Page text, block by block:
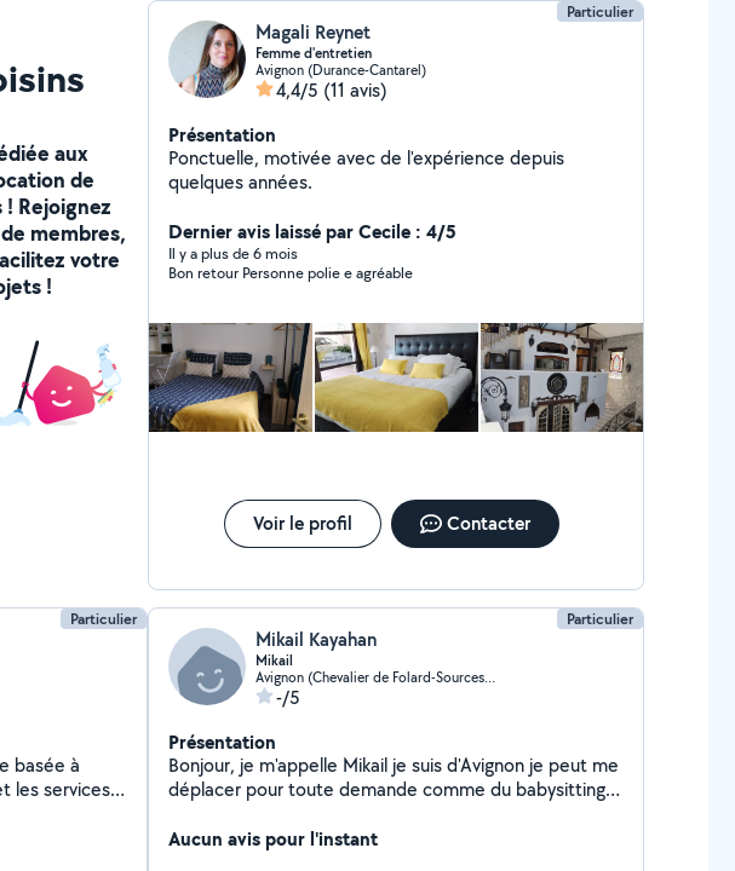
aux
de
Rejoignez
membres,
votre
!
Particulier
Magali Reynet
Femme d'entretien
Avignon (Durance-Cantarel)
4,4/5 (11 avis)
Présentation
Ponctuelle, motivée avec de l'expérience depuis
quelques années.
Dernier avis laissé par Cecile : 4/5
Il y a plus de 6 mois
Bon retour Personne polie e agréable
Voir le profil Contacter
Particulier
basée à
les services
Particulier
Mikail Kayahan
Mikail
Avignon (Chevalier de Folard-Sources Sud)
-/5
Présentation
Bonjour, je m'appelle Mikail je suis d'Avignon je peut me
déplacer pour toute demande comme du babysitting,
un jardin, peinture. Je suis toujours disponible veuillez
Aucun avis pour l'instant